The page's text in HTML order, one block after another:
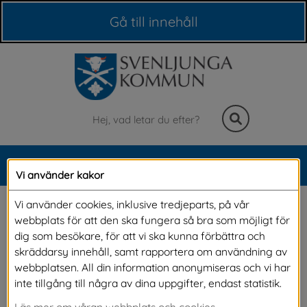
Gå till innehåll
Sök
Meny
Inkomna synpunkter
Har du skickat in eller funderar på att skicka in
en synpunkt? På denna sida har vi samlat
inkomna synpunkter och svar av allmänt
Vi använder kakor
Vi använder cookies, inklusive tredjeparts, på vår
webbplats för att den ska fungera så bra som möjligt för
dig som besökare, för att vi ska kunna förbättra och
skräddarsy innehåll, samt rapportera om användning av
webbplatsen. All din information anonymiseras och vi har
inte tillgång till några av dina uppgifter, endast statistik.